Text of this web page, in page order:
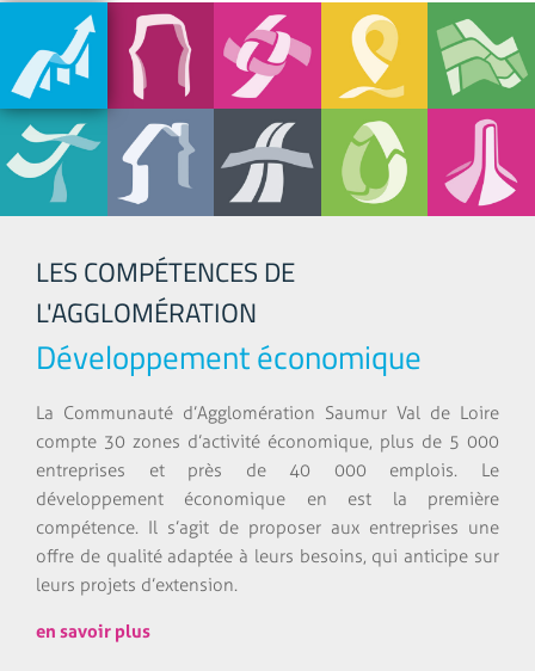
LES COMPÉTENCES DE
L'AGGLOMÉRATION
Développement économique
La Communauté d’Agglomération Saumur Val de Loire
compte 30 zones d’activité économique, plus de 5 000
entreprises et près de 40 000 emplois. Le
développement économique en est la première
compétence. Il s’agit de proposer aux entreprises une
offre de qualité adaptée à leurs besoins, qui anticipe sur
leurs projets d’extension.
en savoir plus